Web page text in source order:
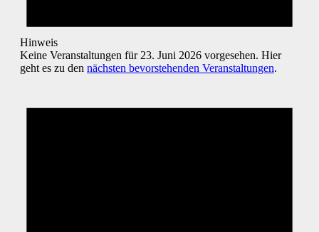
Hinweis
Keine Veranstaltungen für 23. Juni 2026 vorgesehen. Hier
geht es zu den nächsten bevorstehenden Veranstaltungen.